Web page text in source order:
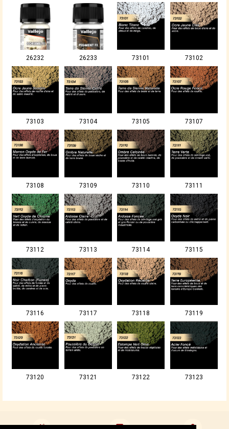
26232 26233 73101 73102
73103 73104 73105 73107
73108 73109 73110 73111
73112 73113 73114 73115
73116 73117 73118 73119
73120 73121 73122 73123